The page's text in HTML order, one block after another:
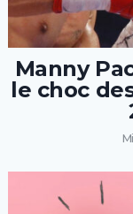
Manny
le choc